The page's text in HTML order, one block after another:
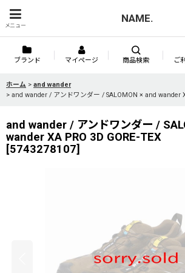
メニュー
NAME.
ブランド マイページ 商品検索 ご
ホーム > and wander
> and wander / アンドワンダー / SALOMON × and wander
and wander / アンドワンダー /
wander XA PRO 3D GORE-TEX
[5743278107]